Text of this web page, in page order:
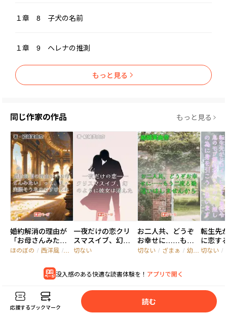
１章 8 子犬の名前
１章 9 ヘレナの推測
もっと見る
同じ作家の作品 もっと見る
婚約解消の理由が
「お母さんみた
い」って、まぁ実際
ほのぼの / 西洋風 / 転生
一夜だけの恋――クリ
スマスイブ、幻の
ように彼女は消え
切ない
お二人共、どうぞ
お幸せに……もう
二度と勘違いはし
切ない / ざまぁ / 幼馴染
転生先
に恋す
のモブ
切ない /
没入感のある快適な読書体験を！ アプリで開く
応援するブックマーク
読む